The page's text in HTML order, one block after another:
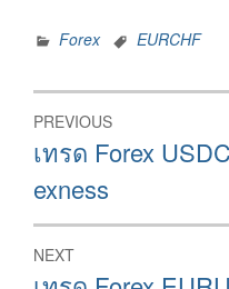
Forex EURCHF
Post
navigation
PREVIOUS
Previous
post:
เทรด Forex
exness
NEXT
Next